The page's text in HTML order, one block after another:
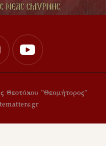
Θεοτόκου "Θεομήτορος"